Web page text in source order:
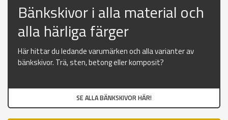
Bänkskivor i alla material och
alla härliga färger
Här hittar du ledande varumärken och alla varianter av
bänkskivor. Trä, sten, betong eller komposit?
SE ALLA BÄNKSKIVOR HÄR!